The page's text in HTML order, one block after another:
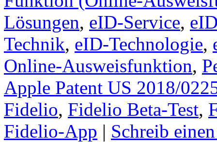
Lösungen, eID-Service,
Technik, eID-Technologie,
Online-Ausweisfunktion,
Apple Patent US 2018/
Fidelio, Fidelio Beta-Test,
Fidelio-App | Schreib